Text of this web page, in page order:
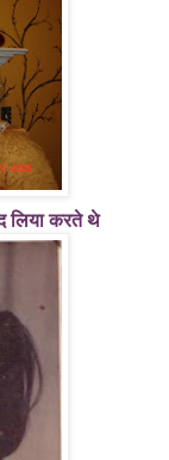
लिया करते थे